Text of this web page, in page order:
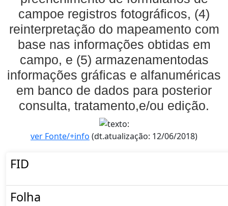
campoe registros fotográficos, (4)
reinterpretação do mapeamento com
base nas informações obtidas em
campo, e (5) armazenamentodas
informações gráficas e alfanuméricas
em banco de dados para posterior
consulta, tratamento,e/ou edição.
ver Fonte/+info (dt.atualização: 12/06/2018)
FID
Folha